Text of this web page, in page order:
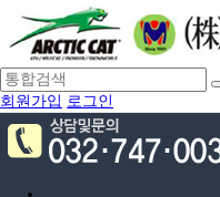
회원가입 로그인